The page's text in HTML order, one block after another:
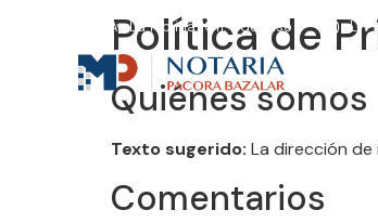
Av. La Molina 1011, 2do piso L-
Política de
Quiénes somos
Texto sugerido: La dirección
Comentarios